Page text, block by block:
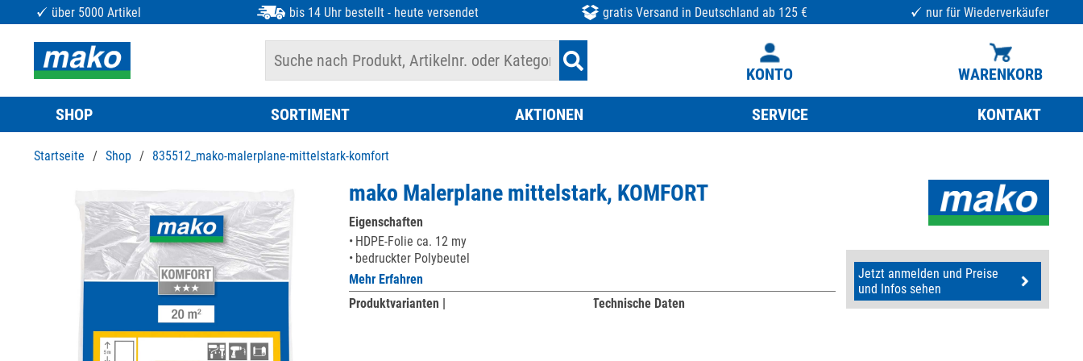
über 5000 Artikel bis 14 Uhr bestellt - heute versendet gratis Versand in Deutschland ab 125 € nur für Wiederverkäufer
KONTO WARENKORB
SHOP SORTIMENT AKTIONEN SERVICE KONTAKT
Startseite / Shop / 835512_mako-malerplane-mittelstark-komfort
mako Malerplane mittelstark, KOMFORT
Eigenschaften
HDPE-Folie ca. 12 my
bedruckter Polybeutel
Mehr Erfahren
Produktvarianten |
Technische Daten
Jetzt anmelden und Preise
und Infos sehen